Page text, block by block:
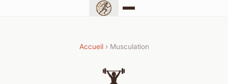
Accueil› Musculation